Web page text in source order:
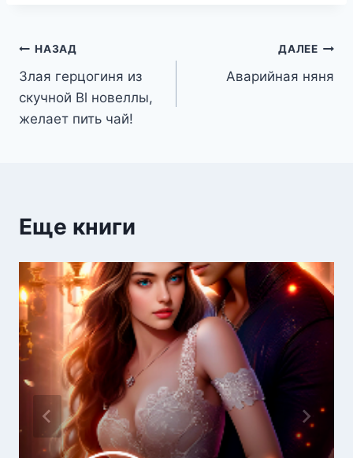
Навигация
по
записям
НАЗАД
Злая герцогиня из
скучной Bl новеллы,
желает пить чай!
ДАЛЕЕ
Аварийная няня
Еще книги